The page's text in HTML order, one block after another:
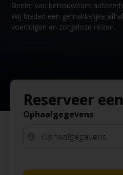
Geniet van betrouwbare
Wij bieden een gemakkelijke
voertuigen en zorgeloze reizen.
Reserveer
Ophaalgegevens